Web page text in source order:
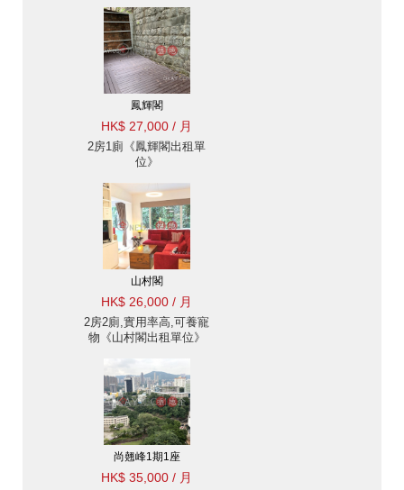
鳳輝閣
HK$ 27,000 / 月
2房1廁《鳳輝閣出租單
位》
山村閣
HK$ 26,000 / 月
2房2廁,實用率高,可養寵
物《山村閣出租單位》
尚翹峰1期1座
HK$ 35,000 / 月